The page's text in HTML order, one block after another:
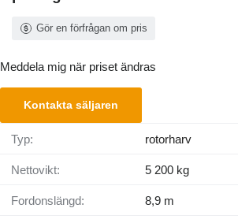
Gör en förfrågan om pris
Meddela mig när priset ändras
Kontakta säljaren
Typ: rotorharv
Nettovikt: 5 200 kg
Fordonslängd: 8,9 m